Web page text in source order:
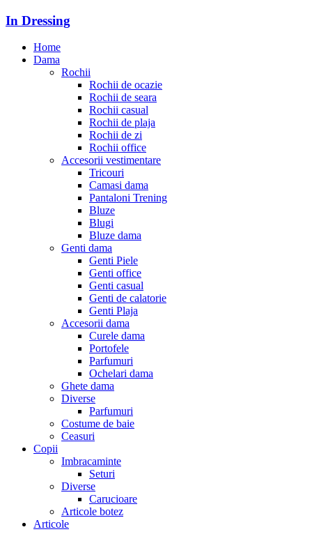
In Dressing
Home
Dama
Rochii
Rochii de ocazie
Rochii de seara
Rochii casual
Rochii de plaja
Rochii de zi
Rochii office
Accesorii vestimentare
Tricouri
Camasi dama
Pantaloni Trening
Bluze
Blugi
Bluze dama
Genti dama
Genti Piele
Genti office
Genti casual
Genti de calatorie
Genti Plaja
Accesorii dama
Curele dama
Portofele
Parfumuri
Ochelari dama
Ghete dama
Diverse
Parfumuri
Costume de baie
Ceasuri
Copii
Imbracaminte
Seturi
Diverse
Carucioare
Articole botez
Articole